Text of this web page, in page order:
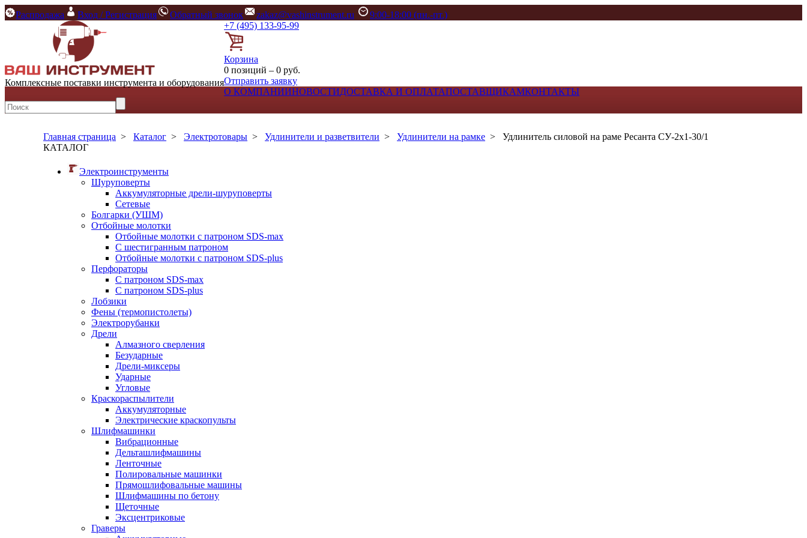
Распродажа Вход / Регистрация Обратный звонок zakaz@vashinstrument.ru 9:00-18:00 (пн.-пт.)
Комплексные поставки инструмента и оборудования
+7 (495) 133-95-99
Корзина
0 позиций – 0 руб.
Отправить заявку
О КОМПАНИИНОВОСТИДОСТАВКА И ОПЛАТАПОСТАВЩИКАМКОНТАКТЫ
Главная страница > Каталог > Электротовары > Удлинители и разветвители > Удлинители на рамке > Удлинитель силовой на раме Ресанта СУ-2х1-30/1
КАТАЛОГ
Электроинструменты
Шуруповерты
Аккумуляторные дрели-шуруповерты
Сетевые
Болгарки (УШМ)
Отбойные молотки
Отбойные молотки с патроном SDS-max
С шестигранным патроном
Отбойные молотки с патроном SDS-plus
Перфораторы
С патроном SDS-max
С патроном SDS-plus
Лобзики
Фены (термопистолеты)
Электрорубанки
Дрели
Алмазного сверления
Безударные
Дрели-миксеры
Ударные
Угловые
Краскораспылители
Аккумуляторные
Электрические краскопульты
Шлифмашинки
Вибрационные
Дельташлифмашины
Ленточные
Полировальные машинки
Прямошлифовальные машины
Шлифмашины по бетону
Щеточные
Эксцентриковые
Граверы